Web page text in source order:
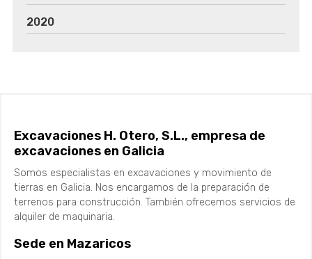
2020
Excavaciones H. Otero, S.L., empresa de
excavaciones en Galicia
Somos especialistas en excavaciones y movimiento de
tierras en Galicia. Nos encargamos de la preparación de
terrenos para construcción. También ofrecemos servicios de
alquiler de maquinaria.
Sede en Mazaricos